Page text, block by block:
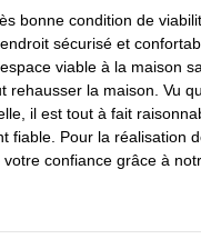
bonne condition de
sécurisé et
viable à la maison
rehausser la maison. Vu
il est tout à fait
fiable. Pour la réalisation
confiance grâce à